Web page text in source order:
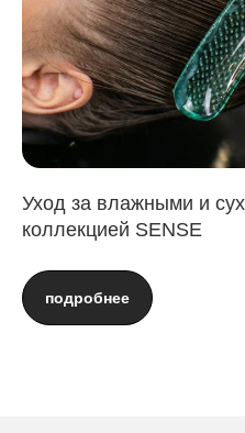
Уход за влажными и
коллекцией SENSE
подробнее